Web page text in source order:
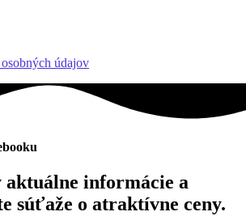
údajov
aktuálne informácie a
súťaže o atraktívne ceny.